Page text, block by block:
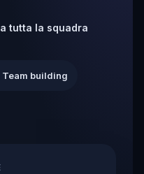
tutta la squadra
Team building